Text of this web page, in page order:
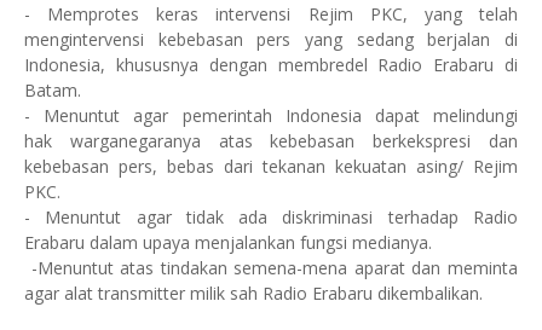
- Memprotes keras intervensi Rejim PKC, yang telah
mengintervensi kebebasan pers yang sedang berjalan di
Indonesia, khususnya dengan membredel Radio Erabaru di
Batam.
- Menuntut agar pemerintah Indonesia dapat melindungi
hak warganegaranya atas kebebasan berkekspresi dan
kebebasan pers, bebas dari tekanan kekuatan asing/ Rejim
PKC.
- Menuntut agar tidak ada diskriminasi terhadap Radio
Erabaru dalam upaya menjalankan fungsi medianya.
-Menuntut atas tindakan semena-mena aparat dan meminta
agar alat transmitter milik sah Radio Erabaru dikembalikan.